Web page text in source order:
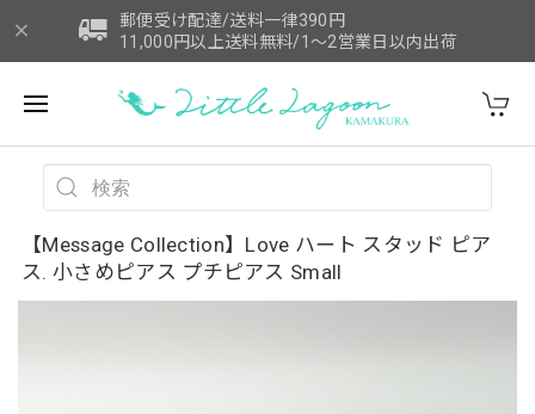
郵便受け配達/送料一律390円
11,000円以上送料無料/1～2営業日以内出荷
【Message Collection】Love ハート スタッド ピア
ス. 小さめピアス プチピアス Small